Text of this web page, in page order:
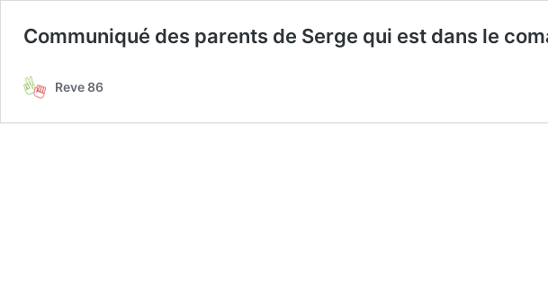
Communiqué des parents de Serge qui est dans le
Reve 86